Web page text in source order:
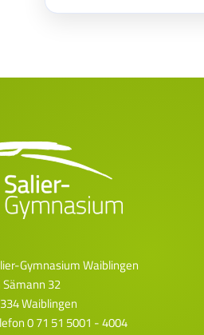
Gymnasium Waiblingen
Sämann 32
Waiblingen
0 71 51 5001 - 4004